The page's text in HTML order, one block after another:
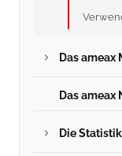
Das
Das
Die